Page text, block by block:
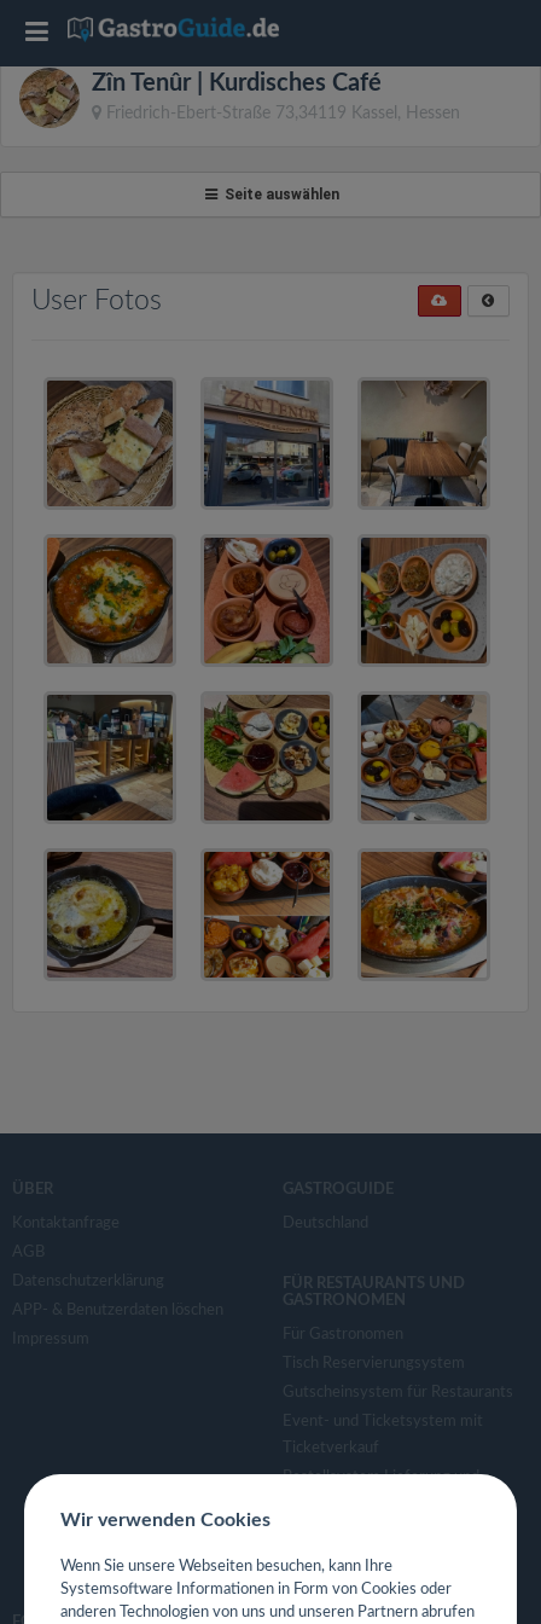
Zîn Tenûr | Kurdisches Café
Friedrich-Ebert-Straße 73,34119 Kassel, Hessen
Seite auswählen
User Fotos
ÜBER
Kontaktanfrage
AGB
Datenschutzerklärung
APP- & Benutzerdaten löschen
Impressum
GASTROGUIDE
Deutschland
FÜR RESTAURANTS UND
GASTRONOMEN
Für Gastronomen
Tisch Reservierungsystem
Gutscheinsystem für Restaurants
Event- und Ticketsystem mit
Ticketverkauf
Bestellsystem Lieferung und
Eigene App für Restaurant
Wir verwenden Cookies
Wenn Sie unsere Webseiten besuchen, kann Ihre
Systemsoftware Informationen in Form von Cookies oder
anderen Technologien von uns und unseren Partnern abrufen
T
o
l
n
a
v
i
a
t
i
o